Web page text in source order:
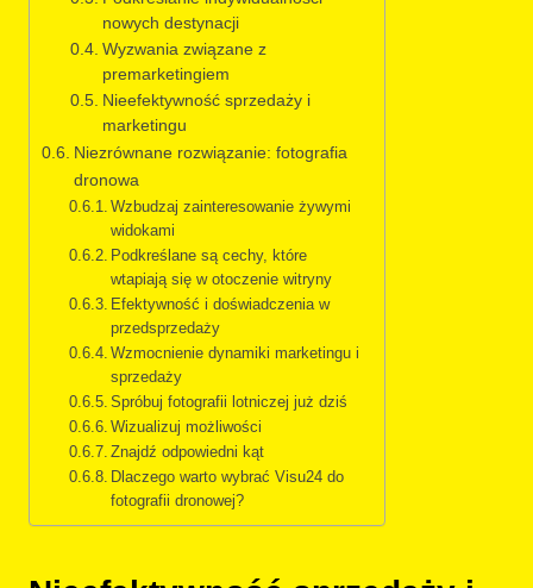
nowych destynacji
Wyzwania związane z
premarketingiem
Nieefektywność sprzedaży i
marketingu
Niezrównane rozwiązanie: fotografia
dronowa
Wzbudzaj zainteresowanie żywymi
widokami
Podkreślane są cechy, które
wtapiają się w otoczenie witryny
Efektywność i doświadczenia w
przedsprzedaży
Wzmocnienie dynamiki marketingu i
sprzedaży
Spróbuj fotografii lotniczej już dziś
Wizualizuj możliwości
Znajdź odpowiedni kąt
Dlaczego warto wybrać Visu24 do
fotografii dronowej?